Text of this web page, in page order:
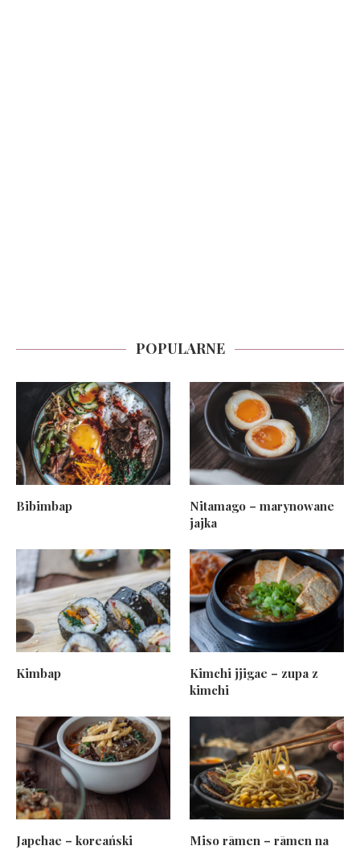
POPULARNE
Bibimbap
Nitamago – marynowane
jajka
Kimbap
Kimchi jjigae – zupa z
kimchi
Japchae – koreański
Miso rāmen – rāmen na